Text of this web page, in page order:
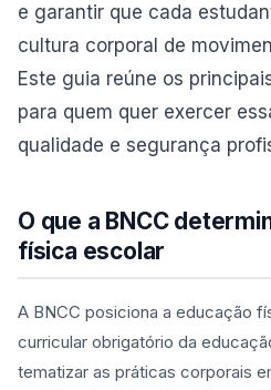
e garantir que cada
cultura corporal de
Este guia reúne os
para quem quer exercer
qualidade e segurança
O que a BNCC
física escolar
A BNCC posiciona a educação
curricular obrigatório da
tematizar as práticas corporais